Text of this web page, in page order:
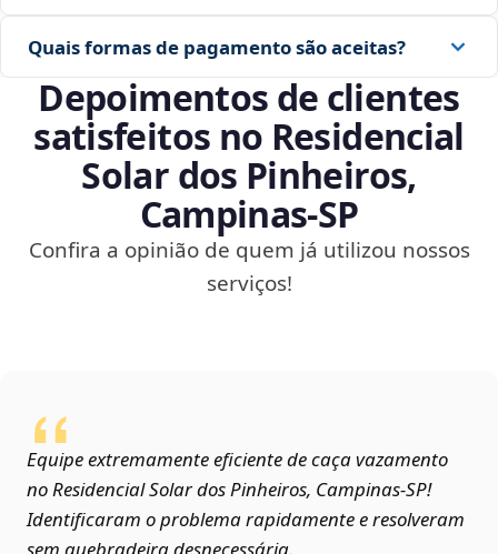
Quais formas de pagamento são aceitas?
Depoimentos de clientes
satisfeitos no Residencial
Solar dos Pinheiros,
Campinas‑SP
Confira a opinião de quem já utilizou nossos
serviços!
Equipe extremamente eficiente de caça vazamento
no Residencial Solar dos Pinheiros, Campinas‑SP!
Identificaram o problema rapidamente e resolveram